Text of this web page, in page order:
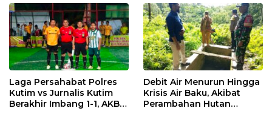
Laga Persahabat Polres
Kutim vs Jurnalis Kutim
Berakhir Imbang 1-1, AKBP
Debit Air Menurun Hingga
Krisis Air Baku, Akibat
Perambahan Hutan